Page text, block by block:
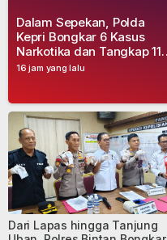
16 jam yang lalu
Dalam Sepekan, Polda
Kepri Bongkar 6 Kasus
Narkotika dan Tangkap 11
Tersangka
Dari Lapas hingga Tanjung